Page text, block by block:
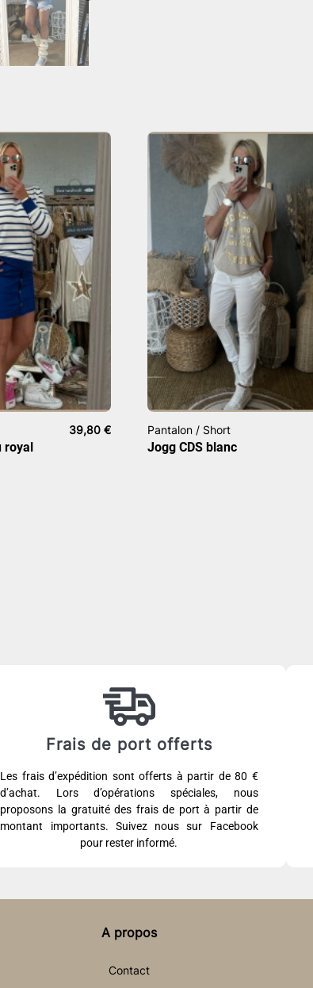
39,80 €
royal
Pantalon / Short
Jogg CDS blanc
Frais de port offerts
Les frais d’expédition sont offerts à partir de 80 €
d’achat. Lors d’opérations spéciales, nous
proposons la gratuité des frais de port à partir de
montant importants. Suivez nous sur Facebook
pour rester informé.
A propos
Contact